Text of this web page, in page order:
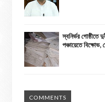
স্বনির্ভর গোষ্ঠীতে
পঞ্চায়েতে
COMMENTS